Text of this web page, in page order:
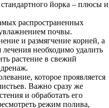
йорка – плюсы и
распространенных
почвы.
и размягчение корней, а
необходимо удалить
растение в свежий
которое проявляется
Важно сразу же
и обработать его
режим полива,